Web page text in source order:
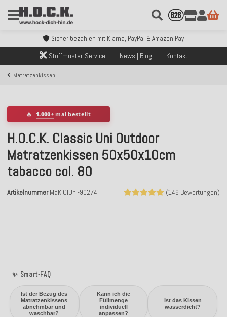
Kostenloser Versand innerhalb Deutschlands ab 99€ Bestellwert
Sicher bezahlen mit Klarna, PayPal & Amazon Pay
Kostenloser Versand innerhalb Deutschlands ab 99€ Bestellwert
Über 120.000 erfolgreich versendete Bestellungen
Sicher bezahlen mit Klarna, PayPal & Amazon Pay
Kostenloser Versand innerhalb Deutschlands ab 99€ Bestellwert
Stoffmuster-Service News | Blog Kontakt
Matratzenkissen
✨ Smart-FAQ
Ist der Bezug des
Matratzenkissens
abnehmbar und
waschbar?
Kann ich die
Füllmenge
individuell
anpassen?
Ist das Kissen
wasserdicht?
🔥 1.000+mal bestellt
H.O.C.K. Classic Uni Outdoor
Matratzenkissen 50x50x10cm
tabacco col. 80
(146 Bewertungen)
Artikelnummer MaKiClUni-90274